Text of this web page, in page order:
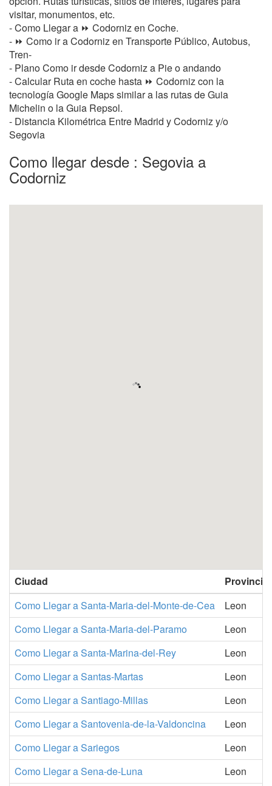
visitar, monumentos, etc.
- Como Llegar a ⏩ Codorniz en Coche.
- ⏩ Como ir a Codorniz en Transporte Público, Autobus,
Tren-
- Plano Como ir desde Codorniz a Pie o andando
- Calcular Ruta en coche hasta ⏩ Codorniz con la
tecnología Google Maps similar a las rutas de Guia
Michelin o la Guia Repsol.
- Distancia Kilométrica Entre Madrid y Codorniz y/o
Segovia
Como llegar desde : Segovia a
Codorniz
Ciudad
Provincia
Como Llegar a Santa-Maria-del-Monte-de-Cea
Leon
Como Llegar a Santa-Maria-del-Paramo
Leon
Como Llegar a Santa-Marina-del-Rey
Leon
Como Llegar a Santas-Martas
Leon
Como Llegar a Santiago-Millas
Leon
Como Llegar a Santovenia-de-la-Valdoncina
Leon
Como Llegar a Sariegos
Leon
Como Llegar a Sena-de-Luna
Leon